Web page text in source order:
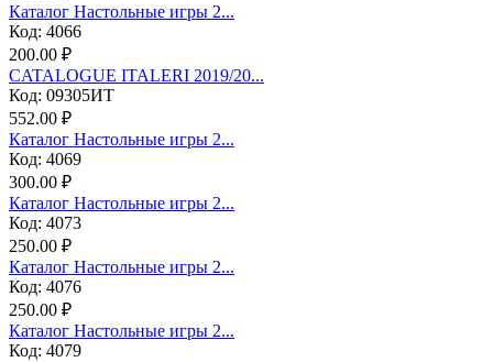
Каталог Настольные игры 2...
Код: 4066
200.00 ₽
CATALOGUE ITALERI 2019/20...
Код: 09305ИТ
552.00 ₽
Каталог Настольные игры 2...
Код: 4069
300.00 ₽
Каталог Настольные игры 2...
Код: 4073
250.00 ₽
Каталог Настольные игры 2...
Код: 4076
250.00 ₽
Каталог Настольные игры 2...
Код: 4079